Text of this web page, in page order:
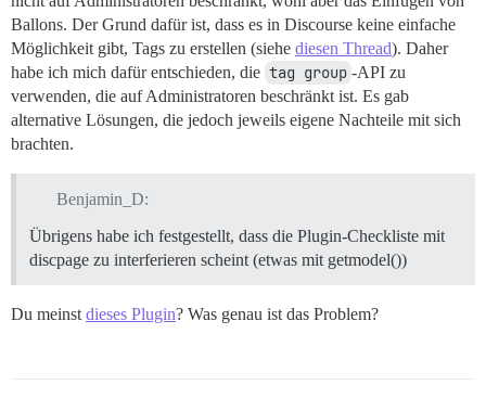
Ballons. Der Grund dafür ist, dass es in Discourse keine einfache
Möglichkeit gibt, Tags zu erstellen (siehe diesen Thread). Daher
habe ich mich dafür entschieden, die tag group -API zu
verwenden, die auf Administratoren beschränkt ist. Es gab
alternative Lösungen, die jedoch jeweils eigene Nachteile mit sich
brachten.
Benjamin_D:
Übrigens habe ich festgestellt, dass die Plugin-Checkliste mit
discpage zu interferieren scheint (etwas mit getmodel())
Du meinst dieses Plugin? Was genau ist das Problem?